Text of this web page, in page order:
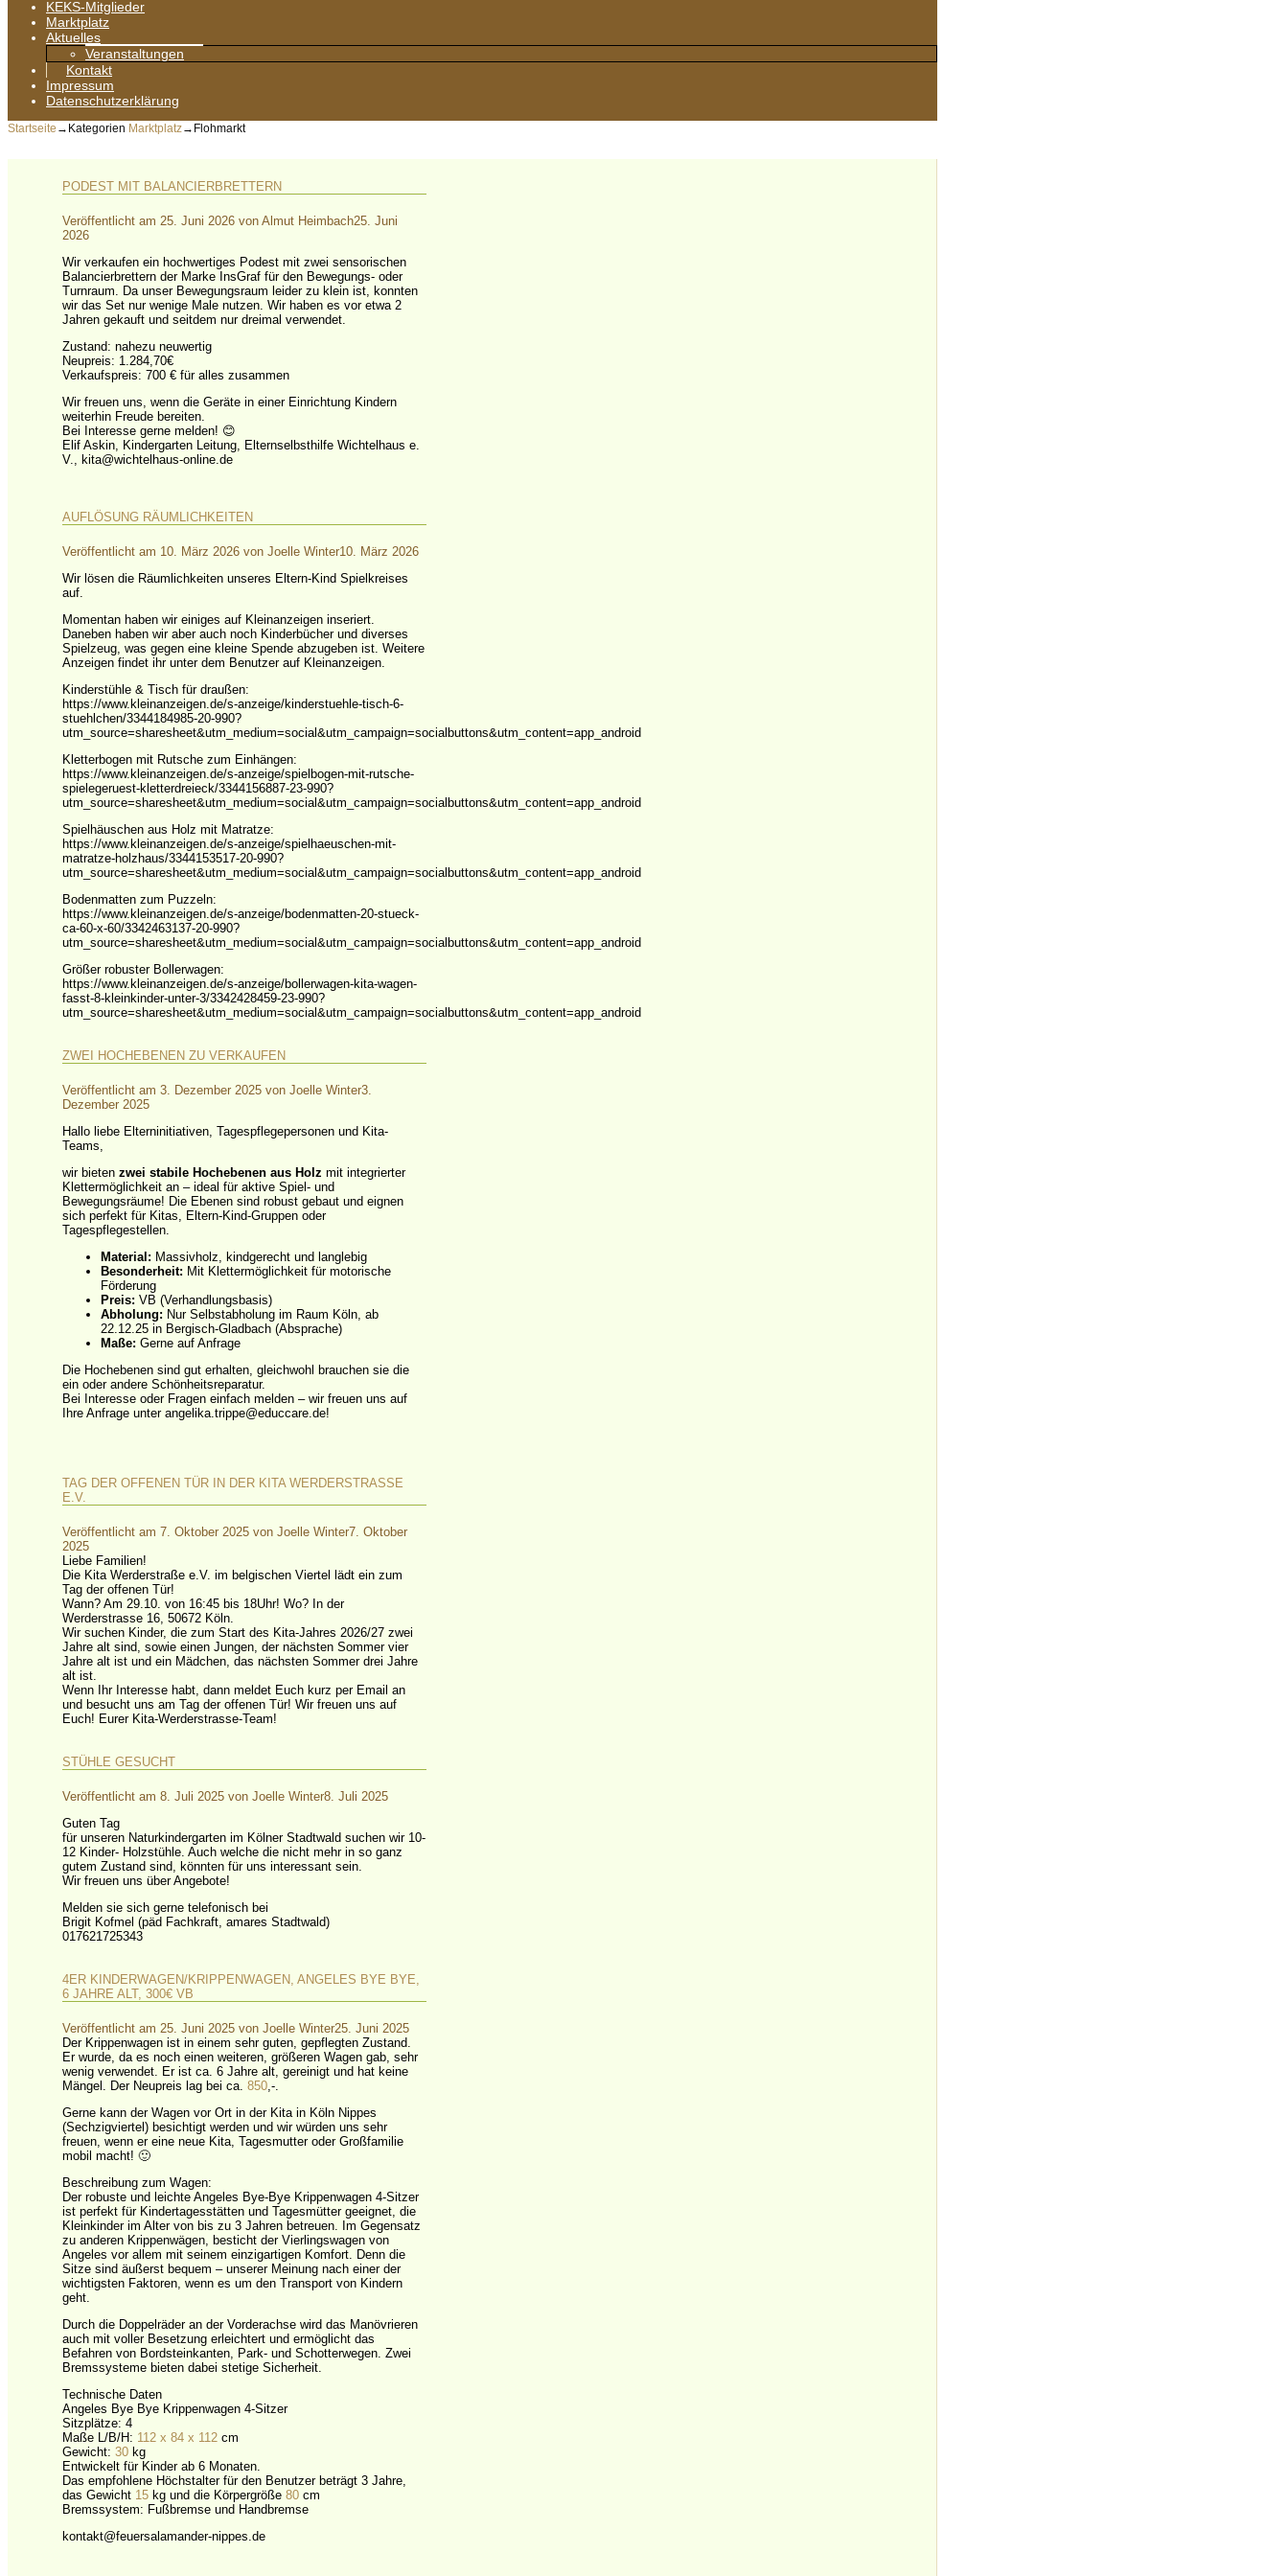
KEKS-Mitglieder
Marktplatz
Aktuelles
Veranstaltungen
Kontakt
Impressum
Datenschutzerklärung
Startseite →Kategorien Marktplatz→ Flohmarkt
PODEST MIT BALANCIERBRETTERN
Veröffentlicht am 25. Juni 2026 vonAlmut Heimbach25. Juni
2026
Wir verkaufen ein hochwertiges Podest mit zwei sensorischen
Balancierbrettern der Marke InsGraf für den Bewegungs- oder
Turnraum. Da unser Bewegungsraum leider zu klein ist, konnten
wir das Set nur wenige Male nutzen. Wir haben es vor etwa 2
Jahren gekauft und seitdem nur dreimal verwendet.
Zustand: nahezu neuwertig
Neupreis: 1.284,70€
Verkaufspreis: 700 € für alles zusammen
Wir freuen uns, wenn die Geräte in einer Einrichtung Kindern
weiterhin Freude bereiten.
Bei Interesse gerne melden! 😊
Elif Askin, Kindergarten Leitung, Elternselbsthilfe Wichtelhaus e.
V., kita@wichtelhaus-online.de
AUFLÖSUNG RÄUMLICHKEITEN
Veröffentlicht am 10. März 2026 vonJoelle Winter10. März 2026
Wir lösen die Räumlichkeiten unseres Eltern-Kind Spielkreises
auf.
Momentan haben wir einiges auf Kleinanzeigen inseriert.
Daneben haben wir aber auch noch Kinderbücher und diverses
Spielzeug, was gegen eine kleine Spende abzugeben ist. Weitere
Anzeigen findet ihr unter dem Benutzer auf Kleinanzeigen.
Kinderstühle & Tisch für draußen:
https://www.kleinanzeigen.de/s-anzeige/kinderstuehle-tisch-6-
stuehlchen/3344184985-20-990?
utm_source=sharesheet&utm_medium=social&utm_campaign=socialbuttons&utm_content=app_android
Kletterbogen mit Rutsche zum Einhängen:
https://www.kleinanzeigen.de/s-anzeige/spielbogen-mit-rutsche-
spielegeruest-kletterdreieck/3344156887-23-990?
utm_source=sharesheet&utm_medium=social&utm_campaign=socialbuttons&utm_content=app_android
Spielhäuschen aus Holz mit Matratze:
https://www.kleinanzeigen.de/s-anzeige/spielhaeuschen-mit-
matratze-holzhaus/3344153517-20-990?
utm_source=sharesheet&utm_medium=social&utm_campaign=socialbuttons&utm_content=app_android
Bodenmatten zum Puzzeln:
https://www.kleinanzeigen.de/s-anzeige/bodenmatten-20-stueck-
ca-60-x-60/3342463137-20-990?
utm_source=sharesheet&utm_medium=social&utm_campaign=socialbuttons&utm_content=app_android
Größer robuster Bollerwagen:
https://www.kleinanzeigen.de/s-anzeige/bollerwagen-kita-wagen-
fasst-8-kleinkinder-unter-3/3342428459-23-990?
utm_source=sharesheet&utm_medium=social&utm_campaign=socialbuttons&utm_content=app_android
ZWEI HOCHEBENEN ZU VERKAUFEN
Veröffentlicht am3. Dezember 2025 vonJoelle Winter3.
Dezember 2025
Hallo liebe Elterninitiativen, Tagespflegepersonen und Kita-
Teams,
wir bietenzwei stabile Hochebenen aus Holz mit integrierter
Klettermöglichkeit an – ideal für aktive Spiel- und
Bewegungsräume! Die Ebenen sind robust gebaut und eignen
sich perfekt für Kitas, Eltern-Kind-Gruppen oder
Tagespflegestellen.
Material: Massivholz, kindgerecht und langlebig
Besonderheit: Mit Klettermöglichkeit für motorische
Förderung
Preis: VB (Verhandlungsbasis)
Abholung: Nur Selbstabholung im Raum Köln, ab
22.12.25 in Bergisch-Gladbach (Absprache)
Maße: Gerne auf Anfrage
Die Hochebenen sind gut erhalten, gleichwohl brauchen sie die
ein oder andere Schönheitsreparatur.
Bei Interesse oder Fragen einfach melden – wir freuen uns auf
Ihre Anfrage unter angelika.trippe@educcare.de!
TAG DER OFFENEN TÜR IN DER KITA WERDERSTRASSE E
.V.
Veröffentlicht am7. Oktober 2025 vonJoelle Winter7. Oktober
2025
Liebe Familien!
Die Kita Werderstraße e.V. im belgischen Viertel lädt ein zum
Tag der offenen Tür!
Wann? Am 29.10. von 16:45 bis 18Uhr! Wo? In der
Werderstrasse 16, 50672 Köln.
Wir suchen Kinder, die zum Start des Kita-Jahres 2026/27 zwei
Jahre alt sind, sowie einen Jungen, der nächsten Sommer vier
Jahre alt ist und ein Mädchen, das nächsten Sommer drei Jahre
alt ist.
Wenn Ihr Interesse habt, dann meldet Euch kurz per Email an
und besucht uns am Tag der offenen Tür! Wir freuen uns auf
Euch! Eurer Kita-Werderstrasse-Team!
STÜHLE GESUCHT
Veröffentlicht am8. Juli 2025 vonJoelle Winter8. Juli 2025
Guten Tag
für unseren Naturkindergarten im Kölner Stadtwald suchen wir 10-
12 Kinder- Holzstühle. Auch welche die nicht mehr in so ganz
gutem Zustand sind, könnten für uns interessant sein.
Wir freuen uns über Angebote!
Melden sie sich gerne telefonisch bei
Brigit Kofmel (päd Fachkraft, amares Stadtwald)
017621725343
4ER KINDERWAGEN/KRIPPENWAGEN, ANGELES BYE BYE,
6 JAHRE ALT, 300€ VB
Veröffentlicht am 25. Juni 2025 vonJoelle Winter25. Juni 2025
Der Krippenwagen ist in einem sehr guten, gepflegten Zustand.
Er wurde, da es noch einen weiteren, größeren Wagen gab, sehr
wenig verwendet. Er ist ca. 6 Jahre alt, gereinigt und hat keine
Mängel. Der Neupreis lag bei ca.850 ,-.
Gerne kann der Wagen vor Ort in der Kita in Köln Nippes
(Sechzigviertel) besichtigt werden und wir würden uns sehr
freuen, wenn er eine neue Kita, Tagesmutter oder Großfamilie
mobil macht! 🙂
Beschreibung zum Wagen:
Der robuste und leichte Angeles Bye-Bye Krippenwagen 4-Sitzer
ist perfekt für Kindertagesstätten und Tagesmütter geeignet, die
Kleinkinder im Alter von bis zu 3 Jahren betreuen. Im Gegensatz
zu anderen Krippenwägen, besticht der Vierlingswagen von
Angeles vor allem mit seinem einzigartigen Komfort. Denn die
Sitze sind äußerst bequem – unserer Meinung nach einer der
wichtigsten Faktoren, wenn es um den Transport von Kindern
geht.
Durch die Doppelräder an der Vorderachse wird das Manövrieren
auch mit voller Besetzung erleichtert und ermöglicht das
Befahren von Bordsteinkanten, Park- und Schotterwegen. Zwei
Bremssysteme bieten dabei stetige Sicherheit.
Technische Daten
Angeles Bye Bye Krippenwagen 4-Sitzer
Sitzplätze: 4
Maße L/B/H: 112 x 84 x 112 cm
Gewicht:30 kg
Entwickelt für Kinder ab 6 Monaten.
Das empfohlene Höchstalter für den Benutzer beträgt 3 Jahre,
das Gewicht 15 kg und die Körpergröße80 cm
Bremssystem: Fußbremse und Handbremse
kontakt@feuersalamander-nippes.de